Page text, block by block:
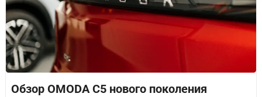
Обзор OMODA C5 нового поколения